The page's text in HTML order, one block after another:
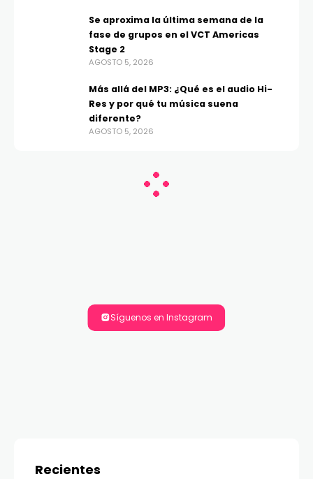
Se aproxima la última semana de la
fase de grupos en el VCT Americas
Stage 2
AGOSTO 5, 2026
Más allá del MP3: ¿Qué es el audio Hi-
Res y por qué tu música suena
diferente?
AGOSTO 5, 2026
Síguenos en Instagram
Recientes